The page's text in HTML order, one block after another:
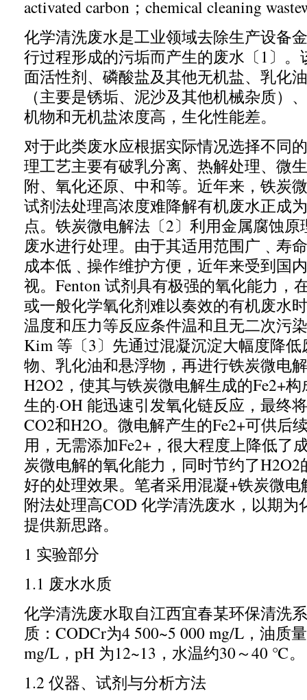
activated carbon ； chemical cleaning
化学清洗废水是工业领域去除生产设备
行过程形成的污垢而产生的废水〔1〕。
面活性剂、磷酸盐及其他无机盐、乳化
（主要是锈垢、泥沙及其他机械杂质）
机物和无机盐浓度高，生化性能差。
对于此类废水应根据实际情况选择不同
理工艺主要有破乳分离、热解处理、微
附、氧化还原、中和等。近年来，铁炭
试剂法处理高浓度难降解有机废水正成
点。铁炭微电解法〔2〕利用金属腐蚀
废水进行处理。由于其适用范围广﹑寿
成本低﹑操作维护方便，近年来受到国
视。 Fenton试剂具有极强的氧化能力，
或一般化学氧化剂难以奏效的有机废水
温度和压力等反应条件温和且无二次污
Kim 等〔3〕先通过混凝沉淀大幅度降
物、乳化油和悬浮物，再进行铁炭微电
H2O2 ，使其与铁炭微电解生成的Fe2+构
生的·OH能迅速引发氧化链反应， 最终
CO2和H2O。微电解产生的Fe2+可供后
用，无需添加Fe2+ ，很大程度上降低了
炭微电解的氧化能力，同时节约了H2O2
好的处理效果。笔者采用混凝+铁炭微电
附法处理高COD 化学清洗废水，以期为
提供新思路。
1 实验部分
1.1 废水水质
化学清洗废水取自江西宜春某环保清洗
质： CODCr为4 500~5 000 mg/L ，油质
mg/L ， pH 为12~13 ，水温约30～40 ℃。
1.2 仪器、试剂与分析方法